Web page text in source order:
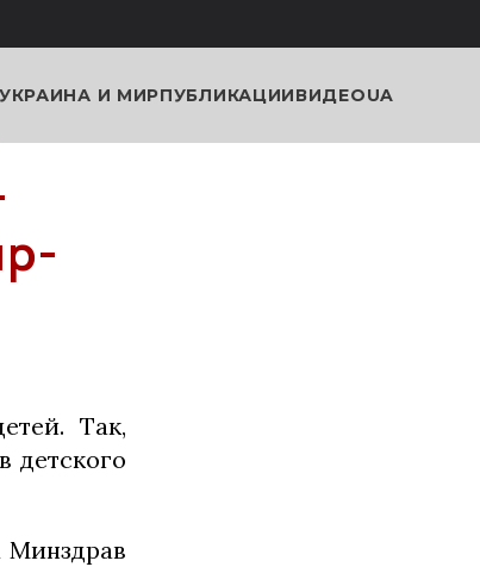
И МИРПУБЛИКАЦИИВИДЕОUA
Так,
детского
Минздрав